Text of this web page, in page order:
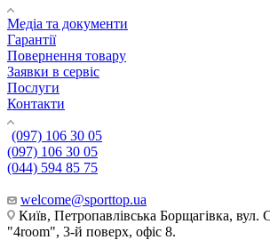
Медіа та документи
Гарантії
Повернення товару
Заявки в сервіс
Послуги
Контакти
(097) 106 30 05
(097) 106 30 05
(044) 594 85 75
welcome@sporttop.ua
Київ, Петропавлівська Борщагівка,
"4room", 3-й поверх, офіс 8.